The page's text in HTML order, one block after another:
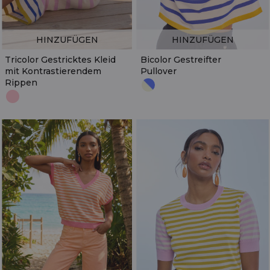
Tricolor Gestricktes Kleid
mit Kontrastierendem
Rippen
HINZUFÜGEN
Bicolor Gestreifter
Pullover
HINZUFÜGEN